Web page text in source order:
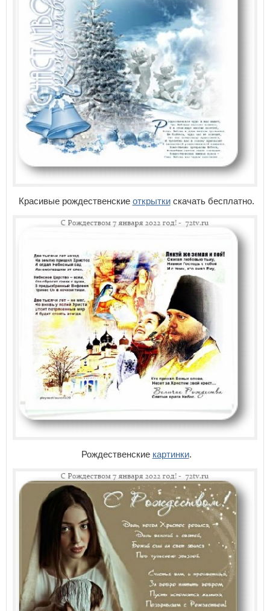
Красивые рождественские открыткискачать бесплатно.
Рождественские картинки.